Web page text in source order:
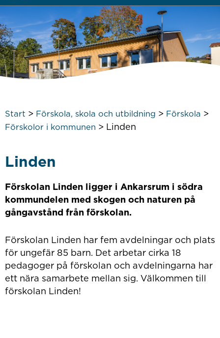
Start > Förskola, skola och utbildning > Förskola >
Förskolor i kommunen > Linden
Linden
Förskolan Linden ligger i Ankarsrum i södra
kommundelen med skogen och naturen på
gångavstånd från förskolan.
Förskolan Linden har fem avdelningar och plats
för ungefär 85 barn. Det arbetar cirka 18
pedagoger på förskolan och avdelningarna har
ett nära samarbete mellan sig. Välkommen till
förskolan Linden!